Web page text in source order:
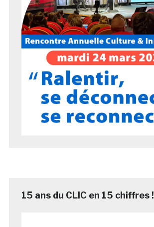
15 ans du CLIC en 15 chiffres !